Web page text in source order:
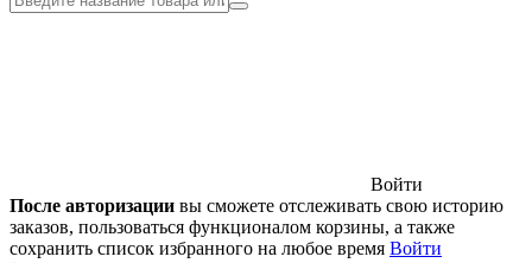
Войти
После авторизации вы сможете отслеживать свою историю
заказов, пользоваться функционалом корзины, а также
сохранить список избранного на любое время Войти